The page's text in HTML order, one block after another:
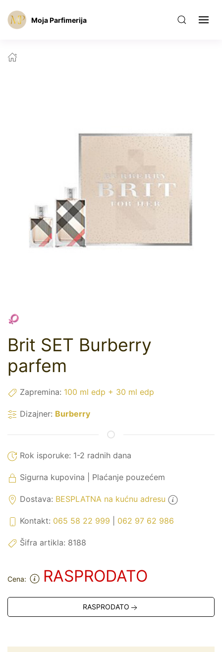
Moja Parfimerija
Brit SET Burberry
parfem
Zapremina: 100 ml edp + 30 ml edp
Dizajner: Burberry
Rok isporuke: 1-2 radnih dana
Sigurna kupovina | Plaćanje pouzećem
Dostava: BESPLATNA na kućnu adresu
Kontakt: 065 58 22 999 062 97 62 986
Šifra artikla: 8188
Cena: RASPRODATO
RASPRODATO